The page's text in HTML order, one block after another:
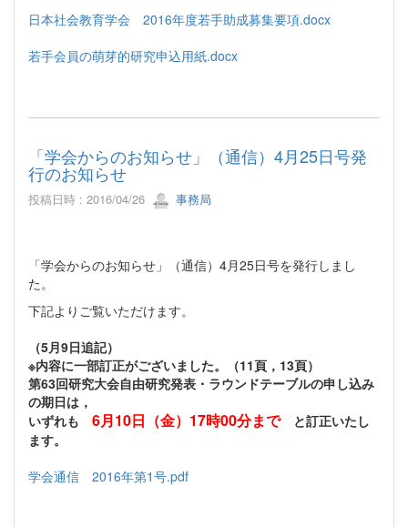
日本社会教育学会 2016年度若手助成募集要項.docx
若手会員の萌芽的研究申込用紙.docx
「学会からのお知らせ」（通信）4月25日号発
行のお知らせ
投稿日時 : 2016/04/26 事務局
「学会からのお知らせ」（通信）4月25日号を発行しまし
た。
下記よりご覧いただけます。
（5月9日追記）
※内容に一部訂正がございました。（11頁，13頁）
第63回研究大会自由研究発表・ラウンドテーブルの申し込み
の期日は，
いずれも 6月10日（金）17時00分までと訂正いたし
ます。
学会通信 2016年第1号.pdf